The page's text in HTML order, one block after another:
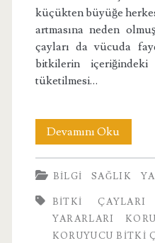
küçükten büyüğe
artmasına neden
çayları da vücuda
bitkilerin
tüketilmesi…
Devamını Oku
Bitki
BILGI SAĞLIK
BITKI ÇAYLARI
YARARLARI
KORUYUCU BITKI